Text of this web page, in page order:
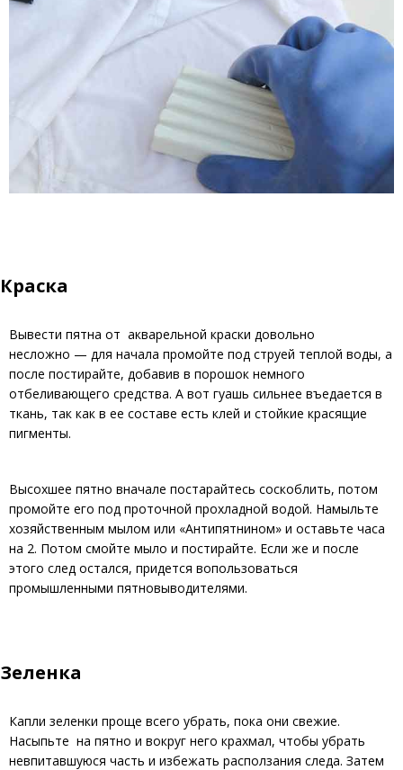
Краска
Вывести пятна от акварельной краски довольно
несложно — для начала промойте под струей теплой воды, а
после постирайте, добавив в порошок немного
отбеливающего средства. А вот гуашь сильнее въедается в
ткань, так как в ее составе есть клей и стойкие красящие
пигменты.
Высохшее пятно вначале постарайтесь соскоблить, потом
промойте его под проточной прохладной водой. Намыльте
хозяйственным мылом или «Антипятнином» и оставьте часа
на 2. Потом смойте мыло и постирайте. Если же и после
этого след остался, придется вопользоваться
промышленными пятновыводителями.
Зеленка
Капли зеленки проще всего убрать, пока они свежие.
Насыпьте на пятно и вокруг него крахмал, чтобы убрать
невпитавшуюся часть и избежать расползания следа. Затем